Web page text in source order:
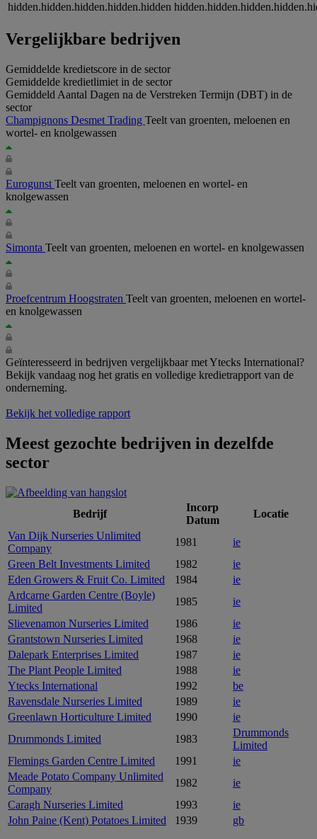
hidden.hidden.hidden.hidden.hidden
Vergelijkbare bedrijven
Gemiddelde kredietscore in de sector
Gemiddelde kredietlimiet in de sector
Gemiddeld Aantal Dagen na de Verstreken Termijn (DBT) in de
sector
Champignons Desmet Trading Teelt van groenten, meloenen en
wortel- en knolgewassen
Eurogunst Teelt van groenten, meloenen en wortel- en
knolgewassen
Simonta Teelt van groenten, meloenen en wortel- en knolgewassen
Proefcentrum Hoogstraten Teelt van groenten, meloenen en wortel-
en knolgewassen
Geïnteresseerd in bedrijven vergelijkbaar met Ytecks International?
Bekijk vandaag nog het gratis en volledige kredietrapport van de
onderneming.
Bekijk het volledige rapport
Meest gezochte bedrijven in dezelfde
sector
Bedrijf
Incorp
Datum
Locatie
Van Dijk Nurseries Unlimited
Company
1981
ie
Green Belt Investments Limited
1982
ie
Eden Growers & Fruit Co. Limited
1984
ie
Ardcarne Garden Centre (Boyle)
Limited
1985
ie
Slievenamon Nurseries Limited
1986
ie
Grantstown Nurseries Limited
1968
ie
Dalepark Enterprises Limited
1987
ie
The Plant People Limited
1988
ie
Ytecks International
1992
be
Ravensdale Nurseries Limited
1989
ie
Greenlawn Horticulture Limited
1990
ie
Drummonds Limited
1983
Drummonds
Limited
Flemings Garden Centre Limited
1991
ie
Meade Potato Company Unlimited
Company
1982
ie
Caragh Nurseries Limited
1993
ie
John Paine (Kent) Potatoes Limited
1939 gb